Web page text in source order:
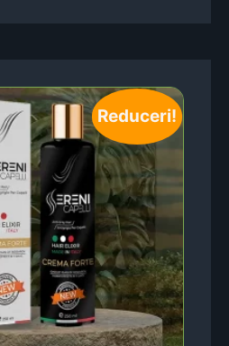
Reduceri!